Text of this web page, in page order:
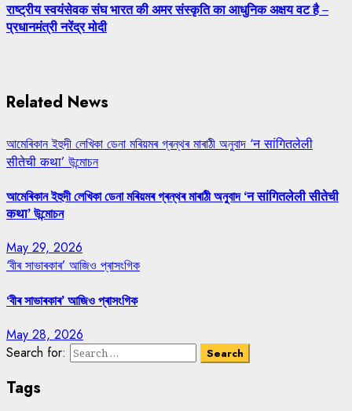
राष्ट्रीय स्वयंसेवक संघ भारत की अमर संस्कृति का आधुनिक अक्षय वट है –
प्रधानमंत्री नरेंद्र मोदी
Related News
আমেৰিকান ইহুদী লেখিকা ডেনা মৰিয়মৰ গ্ৰন্থৰ মাৰাঠী অনুবাদ ‘न सांगितलेली
सीतेची कथा’ উন্মোচন
আমেৰিকান ইহুদী লেখিকা ডেনা মৰিয়মৰ গ্ৰন্থৰ মাৰাঠী অনুবাদ ‘न सांगितलेली सीतेची
कथा’ উন্মোচন
May 29, 2026
‘বীৰ সাভাৰকাৰ’ আজিও প্ৰাসংগিক
‘বীৰ সাভাৰকাৰ’ আজিও প্ৰাসংগিক
May 28, 2026
Search for:
Tags